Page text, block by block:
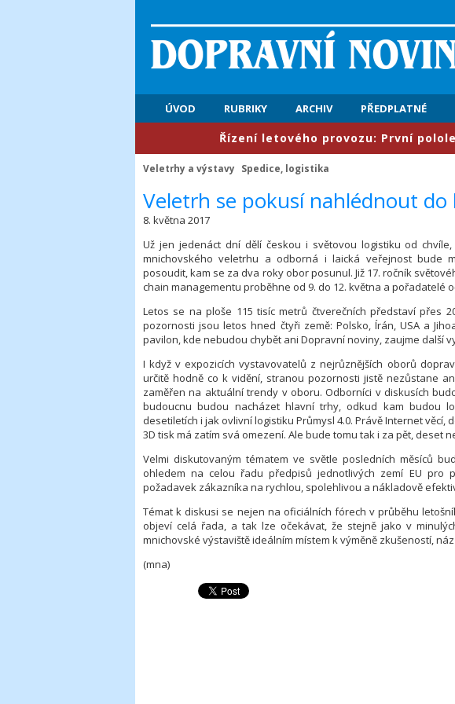
ÚVOD RUBRIKY ARCHIV PŘEDPLATNÉ
​Řízení letového provozu: První pololetí
Veletrhy a výstavy Spedice, logistika
​Veletrh se pokusí nahlédnout do
8. května 2017
Už jen jedenáct dní dělí českou i světovou logistiku od
mnichovského veletrhu a odborná i laická veřejnost bude
posoudit, kam se za dva roky obor posunul. Již 17. ročník
chain managementu proběhne od 9. do 12. května a pořadatelé
Letos se na ploše 115 tisíc metrů čtverečních představí přes
pozornosti jsou letos hned čtyři země: Polsko, Írán, USA a
pavilon, kde nebudou chybět ani Dopravní noviny, zaujme další
I když v expozicích vystavovatelů z nejrůznějších oborů
určitě hodně co k vidění, stranou pozornosti jistě nezůstane
zaměřen na aktuální trendy v oboru. Odborníci v diskusích
budoucnu budou nacházet hlavní trhy, odkud kam budou
desetiletích i jak ovlivní logistiku Průmysl 4.0. Právě Internet
3D tisk má zatím svá omezení. Ale bude tomu tak i za pět, deset
Velmi diskutovaným tématem ve světle posledních měsíců
ohledem na celou řadu předpisů jednotlivých zemí EU pro
požadavek zákazníka na rychlou, spolehlivou a nákladově
Témat k diskusi se nejen na oficiálních fórech v průběhu
objeví celá řada, a tak lze očekávat, že stejně jako v
mnichovské výstaviště ideálním místem k výměně zkušeností,
(mna)